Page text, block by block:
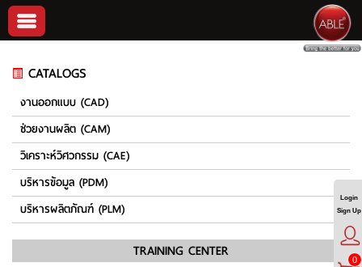
CATALOGS
งานออกแบบ (CAD)
ช่วยงานผลิต (CAM)
วิเคราะห์วิศวกรรม (CAE)
บริหารข้อมูล (PDM)
บริหารผลิตภัณฑ์ (PLM)
TRAINING CENTER
Login
Sign Up
0